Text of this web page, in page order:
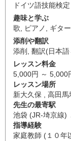
ドイツ語技能検定
趣味と学ぶ
歌, ピアノ , ギター
添削や翻訳
添削 , 翻訳(日本
レッスン料金
5,000円 ～ 5,000
レッスン場所
新大久保 , 高田馬
先生の最寄駅
池袋 (JR-埼京線
指導経験
家庭教師 (１０年